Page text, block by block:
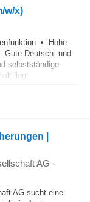
w/x)
• Hohe
Gute Deutsch- und
selbstständige
liegt...
|
AG -
AG sucht eine